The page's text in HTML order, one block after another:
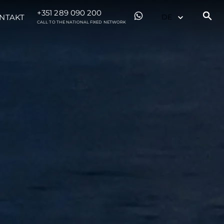
+351 289 090 200
CALL TO THE NATIONAL FIXED NETWORK